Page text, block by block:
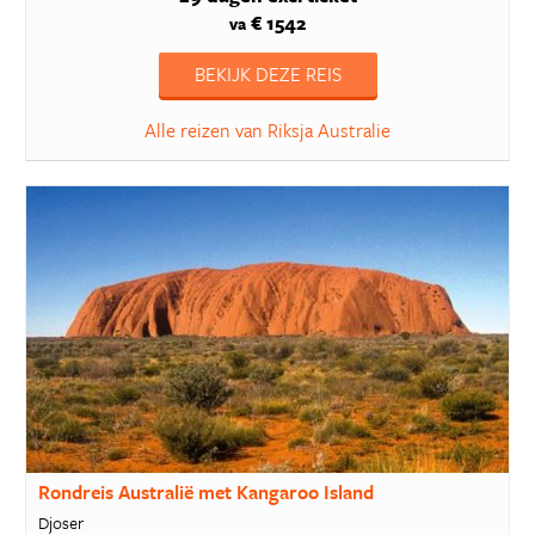
va€ 1542
BEKIJK DEZE REIS
Alle reizen van Riksja Australie
Rondreis Australië met Kangaroo Island
Djoser